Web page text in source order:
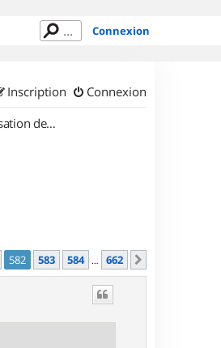
Connexion
Connexion
Inscription
Organisation de sorties en région Île de France
582 583 584 … 662